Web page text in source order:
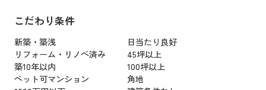
こだわり条件
新築・築浅
日当たり良好
リフォーム・リノベ済み
45坪以上
築10年以内
100坪以上
ペット可マンション
角地